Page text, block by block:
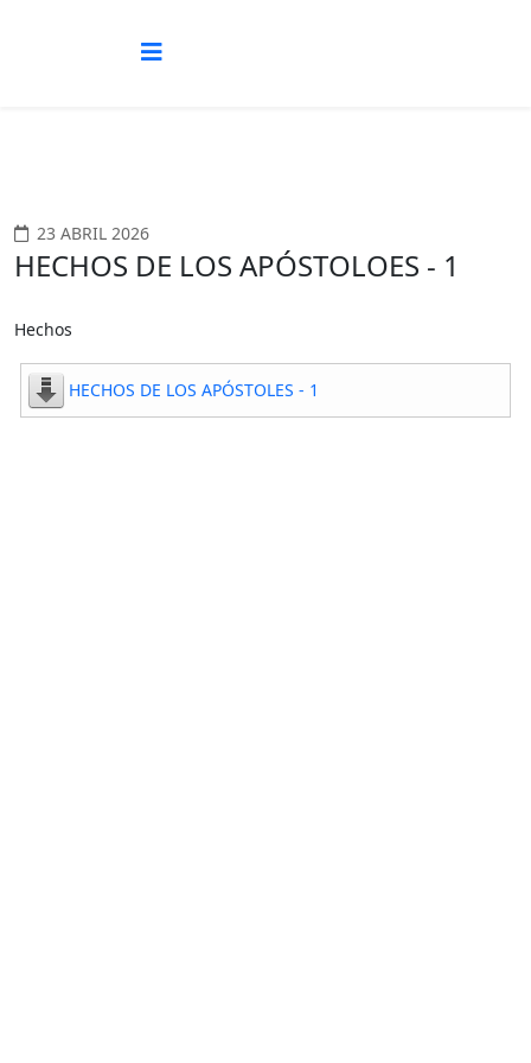
23 ABRIL 2026
HECHOS DE LOS APÓSTOLOES - 1
Hechos
HECHOS DE LOS APÓSTOLES - 1